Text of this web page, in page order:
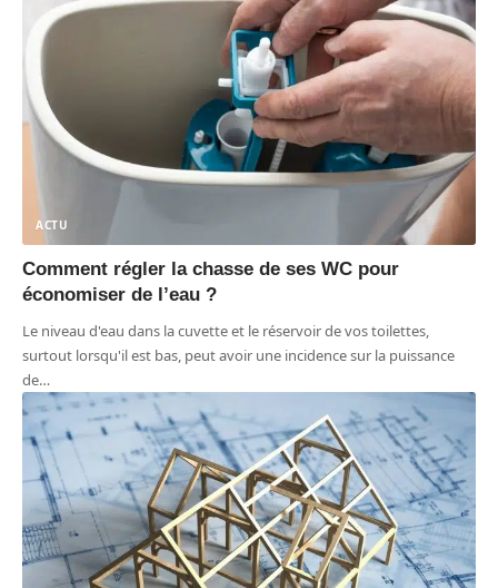
ACTU
Comment régler la chasse de ses WC pour
économiser de l’eau ?
Le niveau d'eau dans la cuvette et le réservoir de vos toilettes,
surtout lorsqu'il est bas, peut avoir une incidence sur la puissance
de…